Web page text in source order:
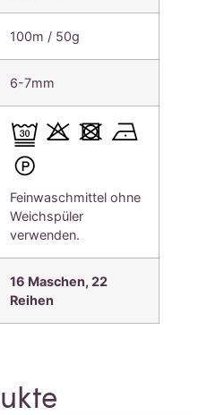
100m / 50g
6-7mm
Feinwaschmittel ohne
Weichspüler
verwenden.
16 Maschen, 22
Reihen